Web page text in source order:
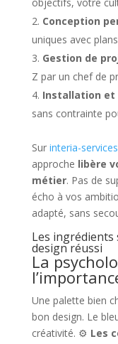
Conception
uniques avec
Gestion de
Z par un chef de
Installation et
sans contrainte
Sur interia-
approche libère
métier. Pas de
écho à vos
adapté, sans
Les ingrédients
design réussi
La
Une palette bien
bon design. Le
créativité. ⚙️ Les